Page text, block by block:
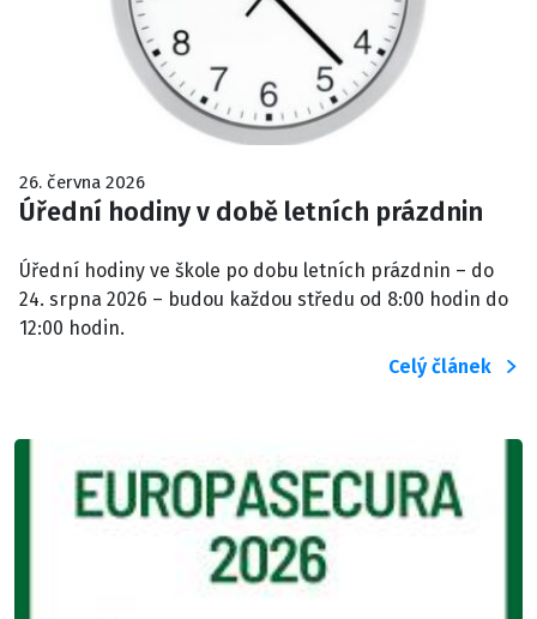
26. června 2026
Úřední hodiny v době letních prázdnin
Úřední hodiny ve škole po dobu letních prázdnin – do
24. srpna 2026 – budou každou středu od 8:00 hodin do
12:00 hodin.
Celý článek